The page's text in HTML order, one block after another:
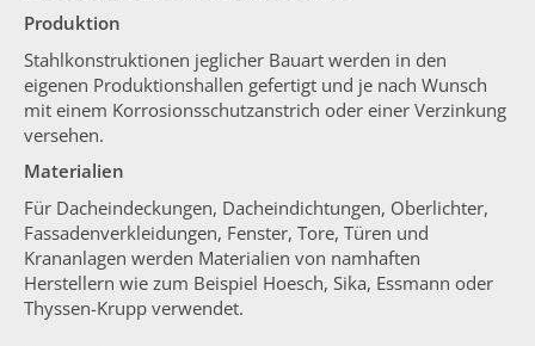
Produktion
Stahlkonstruktionen jeglicher Bauart werden in den
eigenen Produktionshallen gefertigt und je nach Wunsch
mit einem Korrosionsschutzanstrich oder einer Verzinkung
versehen.
Materialien
Für Dacheindeckungen, Dacheindichtungen, Oberlichter,
Fassadenverkleidungen, Fenster, Tore, Türen und
Krananlagen werden Materialien von namhaften
Herstellern wie zum Beispiel Hoesch, Sika, Essmann oder
Thyssen-Krupp verwendet.